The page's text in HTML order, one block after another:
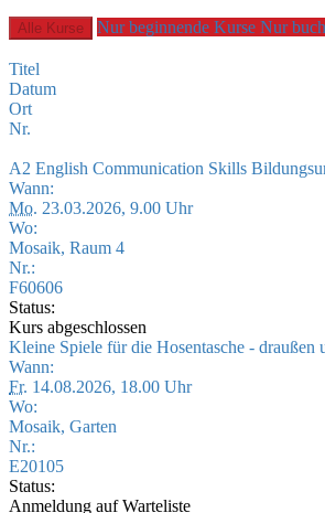
Alle Kurse Nur beginnende Kurse Nur
Titel
Datum
Ort
Nr.
A2 English Communication Skills
Wann:
Mo. 23.03.2026, 9.00 Uhr
Wo:
Mosaik, Raum 4
Nr.:
F60606
Status:
Kurs abgeschlossen
Kleine Spiele für die Hosentasche - draußen
Wann:
Fr. 14.08.2026, 18.00 Uhr
Wo:
Mosaik, Garten
Nr.:
E20105
Status:
Anmeldung auf Warteliste